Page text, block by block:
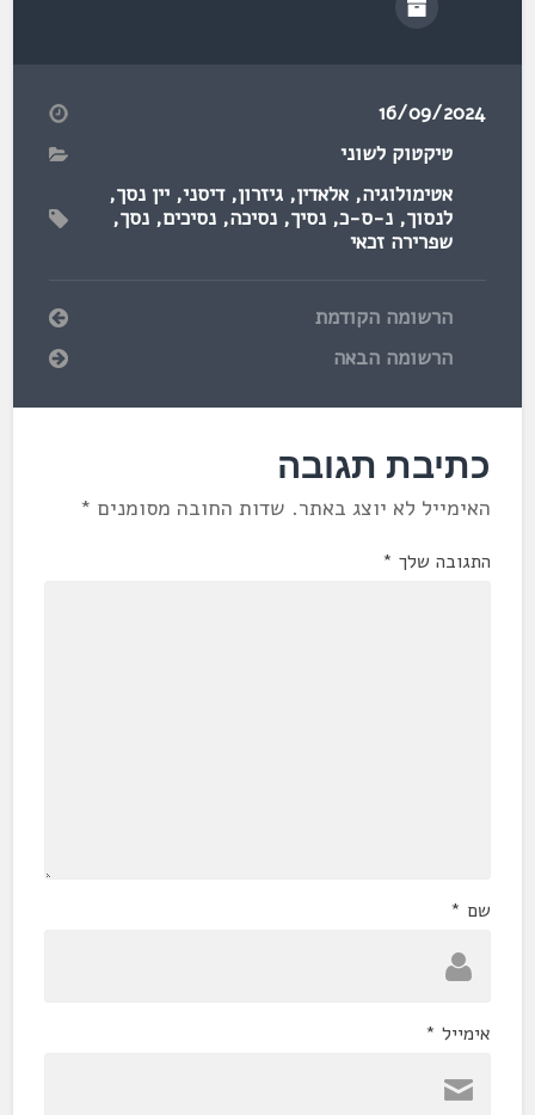
16/09/2024
טיקטוק לשוני
אטימולוגיה,אלאדין,גיזרון,דיסני,יין נסך,
לנסוך,נ-ס-כ,נסיך,נסיכה,נסיכים,נסך,
שפרירה זכאי
הרשומה הקודמת
הרשומה הבאה
כתיבת תגובה
האימייל לא יוצג באתר. שדות החובה מסומנים *
התגובה שלך *
שם *
אימייל *